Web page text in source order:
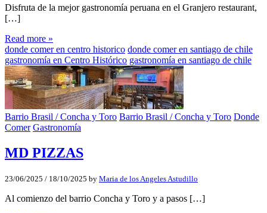
Disfruta de la mejor gastronomía peruana en el Granjero restaurant,
[…]
Read more »
donde comer en centro historico donde comer en santiago de chile
gastronomía en Centro Histórico gastronomía en santiago de chile
Barrio Brasil / Concha y Toro Barrio Brasil / Concha y Toro Donde
Comer Gastronomía
MD PIZZAS
23/06/2025 / 18/10/2025 by Maria de los Angeles Astudillo
Al comienzo del barrio Concha y Toro y a pasos […]